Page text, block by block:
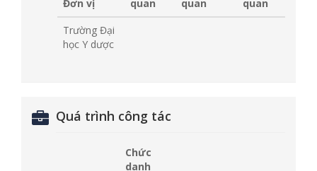
Đơn vị
quan
quan
quan
Trường Đại
học Y dược
Quá trình công tác
Chức
danh